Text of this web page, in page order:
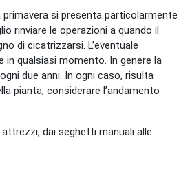
si presenta particolarmente
rinviare le operazioni a quando il
di cicatrizzarsi. L’eventuale
qualsiasi momento. In genere la
due anni. In ogni caso, risulta
pianta, considerare l’andamento
dai seghetti manuali alle